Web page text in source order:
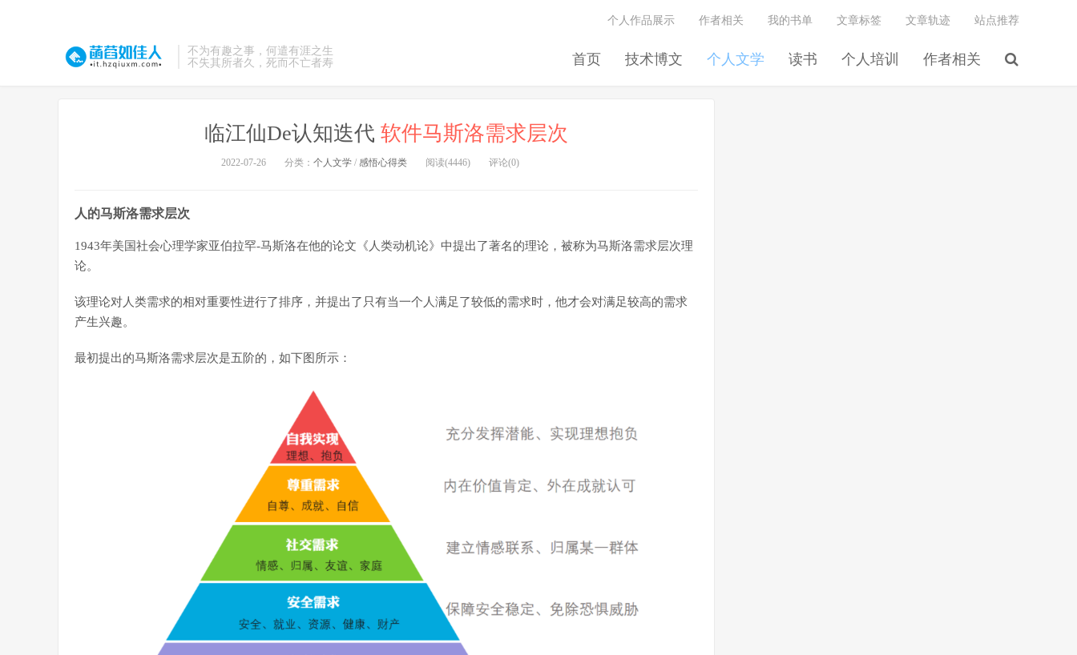
不为有趣之事，何遣有涯之生
不失其所者久，死而不亡者寿
首页 技术博文 个人文学 读书 个人培训 作者相关
个人作品展示 作者相关 我的书单 文章标签 文章轨迹 站点推荐
临江仙De认知迭代 软件马斯洛需求层次
2022-07-26 分类： 个人文学 / 感悟心得类 阅读(4446) 评论(0)
人的马斯洛需求层次
1943年美国社会心理学家亚伯拉罕-马斯洛在他的论文《人类动机论》中提出了著名的理论，被称为马斯洛需求层次理
论。
该理论对人类需求的相对重要性进行了排序，并提出了只有当一个人满足了较低的需求时，他才会对满足较高的需求
产生兴趣。
最初提出的马斯洛需求层次是五阶的，如下图所示：